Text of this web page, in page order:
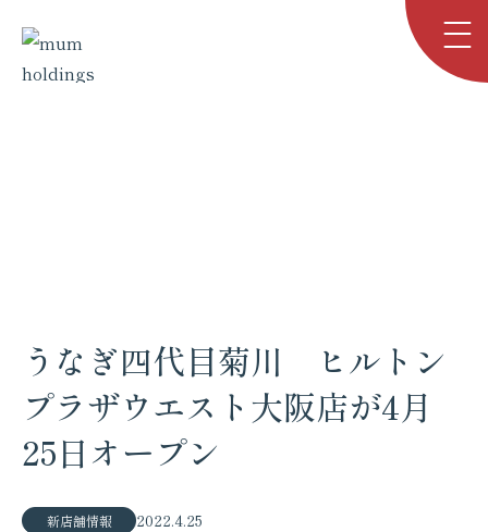
うなぎ四代目菊川 ヒルトン
プラザウエスト大阪店が4月
25日オープン
新店舗情報 2022.4.25